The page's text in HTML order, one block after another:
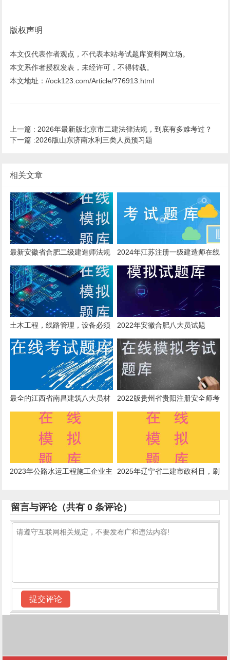
版权声明
本文仅代表作者观点，不代表本站考试题库资料网立场。
本文系作者授权发表，未经许可，不得转载。
本文地址：//ock123.com/Article/?76913.html
上一篇 : 2026年最新版北京市二建法律法规，到底有多难考过？
下一篇 :2026版山东济南水利三类人员预习题
相关文章
最新安徽省合肥二级建造师法规
在线模拟题库和详细解答
2024年江苏注册一级建造师在线
模拟练习题
土木工程，线路管理，设备必须
按照安装总造价配备专职安全管
理人员，其中5000~1亿元的工
2022年安徽合肥八大员试题
最全的江西省南昌建筑八大员材
料员试题与资料下载
2022版贵州省贵阳注册安全师考
2023年公路水运工程施工企业主
2025年辽宁省二建市政科目，刷
留言与评论（共有0 条评论）